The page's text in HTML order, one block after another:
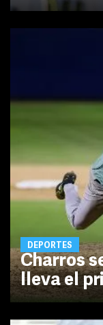
DEPORTES
Charros
lleva el